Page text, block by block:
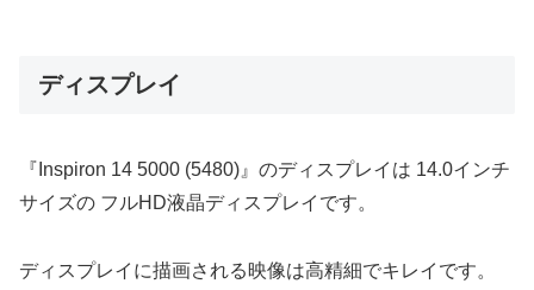
ディスプレイ
『Inspiron 14 5000 (5480)』のディスプレイは 14.0インチ
サイズの フルHD液晶ディスプレイです。
ディスプレイに描画される映像は高精細でキレイです。